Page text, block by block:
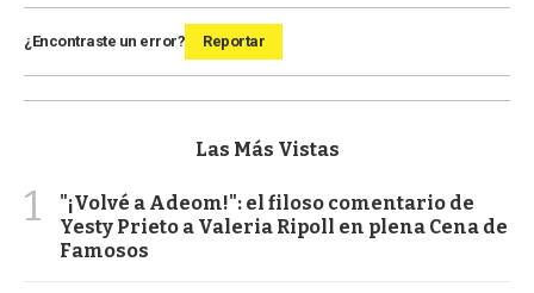
¿Encontraste un error? Reportar
Las Más Vistas
1
"¡Volvé a Adeom!": el filoso comentario de
Yesty Prieto a Valeria Ripoll en plena Cena de
Famosos